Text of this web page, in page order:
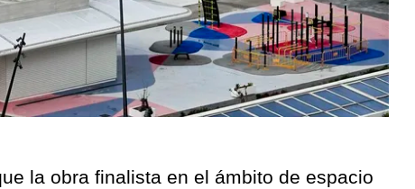
la obra finalista en el ámbito de espacio